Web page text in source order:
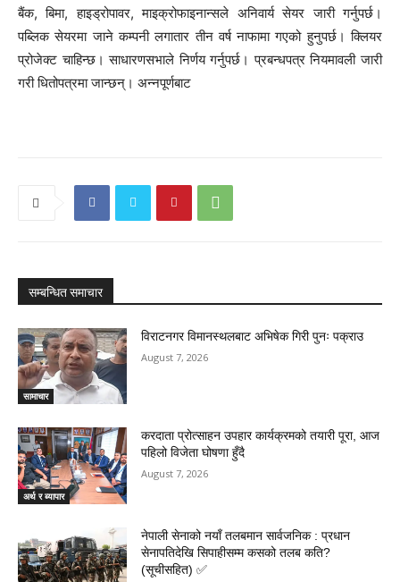
बैंक, बिमा, हाइड्रोपावर, माइक्रोफाइनान्सले अनिवार्य सेयर जारी गर्नुपर्छ।
पब्लिक सेयरमा जाने कम्पनी लगातार तीन वर्ष नाफामा गएको हुनुपर्छ। क्लियर
प्रोजेक्ट चाहिन्छ। साधारणसभाले निर्णय गर्नुपर्छ। प्रबन्धपत्र नियमावली जारी
गरी धितोपत्रमा जान्छन्। अन्नपूर्णबाट
सम्बन्धित समाचार
सामाचार
विराटनगर विमानस्थलबाट अभिषेक गिरी पुनः पक्राउ
August 7, 2026
अर्थ र ब्यापार
करदाता प्रोत्साहन उपहार कार्यक्रमको तयारी पूरा, आज
पहिलो विजेता घोषणा हुँदै
August 7, 2026
नेपाली सेनाको नयाँ तलबमान सार्वजनिक : प्रधान
सेनापतिदेखि सिपाहीसम्म कसको तलब कति?
(सूचीसहित) ✅